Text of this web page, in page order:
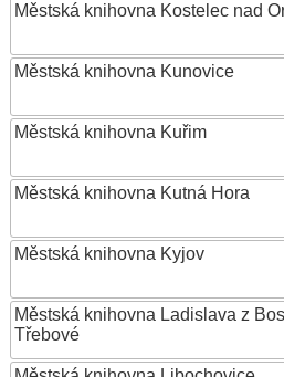
Městská knihovna Kostelec nad
Městská knihovna Kunovice
Městská knihovna Kuřim
Městská knihovna Kutná Hora
Městská knihovna Kyjov
Městská knihovna Ladislava z
Třebové